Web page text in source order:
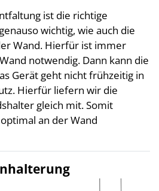
ist die richtige
wichtig, wie auch die
Wand. Hierfür ist immer
notwendig. Dann kann die
Gerät geht nicht frühzeitig in
Hierfür liefern wir die
gleich mit. Somit
an der Wand